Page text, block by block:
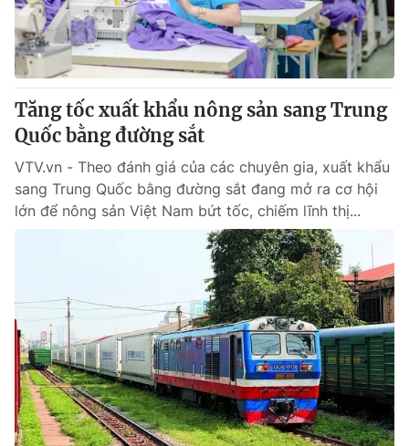
Tăng tốc xuất khẩu nông sản sang Trung
Quốc bằng đường sắt
VTV.vn - Theo đánh giá của các chuyên gia, xuất khẩu
sang Trung Quốc bằng đường sắt đang mở ra cơ hội
lớn để nông sản Việt Nam bứt tốc, chiếm lĩnh thị...